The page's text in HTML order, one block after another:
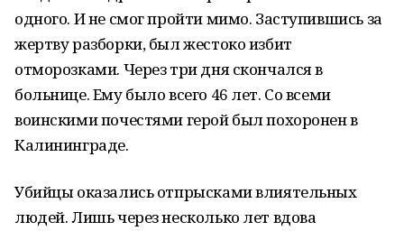
одного. И не смог пройти мимо. Заступившись за
жертву разборки, был жестоко избит
отморозками. Через три дня скончался в
больнице. Ему было всего 46 лет. Со всеми
воинскими почестями герой был похоронен в
Калининграде.
Убийцы оказались отпрысками влиятельных
людей. Лишь через несколько лет вдова